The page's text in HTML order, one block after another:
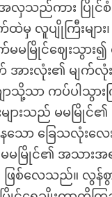
လှသည်ကား ပြိုင်စံရှ
ထဲမှ လူပျိုကြီးမျာ
နက်မမမြိုင်ဈေးသွ
အားလုံး၏ မျက်လုံ
ာသို့သာ ကပ်ပါသွာ
ျားသည် မမမြိုင်၏
သော ခြေသလုံးလ
မမြိုင်၏ အသား
ဖြစ်လေသည်။ လွန်